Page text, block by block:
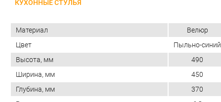
КУХОННЫЕ СТУЛЬЯ
Материал
Велюр
Цвет
Пыльно-синий
Высота, мм
490
Ширина, мм
450
Глубина, мм
370